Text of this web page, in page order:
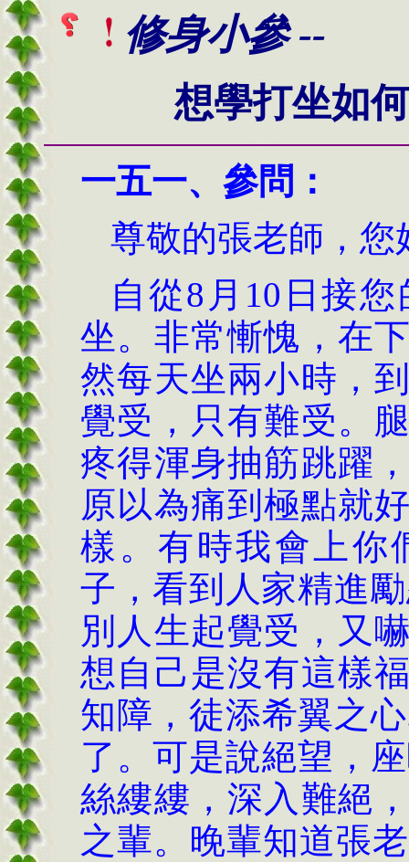
修身小參 --
想學打坐如
一五一、 參問：
尊敬的張老師，您
自從8 月 10 日接您
坐。非常慚愧，在
然每天坐兩小時，
覺受，只有難受。
疼得渾身抽筋跳躍
原以為痛到極點就
樣。有時我會上你
子，看到人家精進
別人生起覺受，又
想自己是沒有這樣
知障，徒添希翼之心
了。可是說絕望，
絲縷縷，深入難絕
之輩。晚輩知道張